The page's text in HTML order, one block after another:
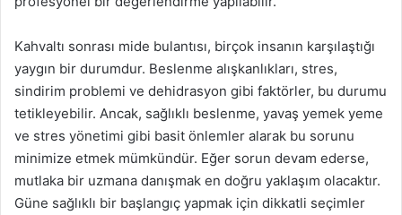
Kahvaltı sonrası mide bulantısı, birçok insanın karşılaştığı
yaygın bir durumdur. Beslenme alışkanlıkları, stres,
sindirim problemi ve dehidrasyon gibi faktörler, bu durumu
tetikleyebilir. Ancak, sağlıklı beslenme, yavaş yemek yeme
ve stres yönetimi gibi basit önlemler alarak bu sorunu
minimize etmek mümkündür. Eğer sorun devam ederse,
mutlaka bir uzmana danışmak en doğru yaklaşım olacaktır.
Güne sağlıklı bir başlangıç yapmak için dikkatli seçimler